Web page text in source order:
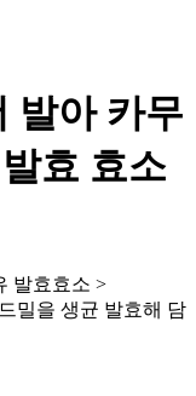
발아 카무
효 효소
발효효소 >
밀을 생균 발효해 담